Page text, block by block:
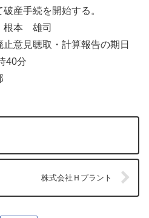
産手続を開始する。
本 雄司
意見聴取・計算報告の期日
40分
株式会社Ｈプラント